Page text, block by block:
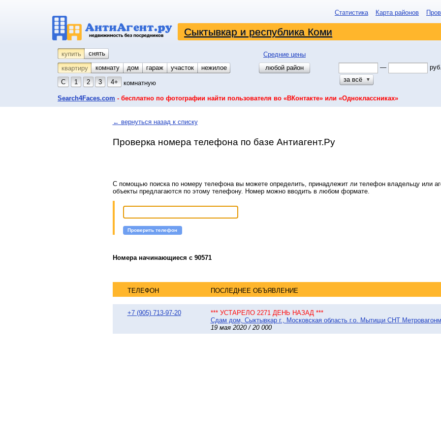
Статистика Карта районов
Сыктывкар и республика Коми
купить снять
Средние цены
квартиру
комнату койко-место
дом гараж участок
нежилое
С
1 2 3 4+ комнатную
любой район —
руб.
за всё
▼
Search4Faces.com - бесплатно по фотографии найти пользователя во «ВКонтакте» или «Одноклассниках»
← вернуться назад к списку
Проверка номера телефона по базе Антиагент.Ру
С помощью поиска по номеру телефона вы можете определить, принадлежит ли телефон владельцу или
объекты предлагаются по этому телефону. Номер можно вводить в любом формате.
Проверить телефон
Номера начинающиеся с 90571
ТЕЛЕФОН ПОСЛЕДНЕЕ ОБЪЯВЛЕНИЕ
+7 (905) 713-97-20
*** УСТАРЕЛО 2271 ДЕНЬ НАЗАД ***
Сдам дом, Сыктывкар г., Московская область г.о. Мытищи СНТ
19 мая 2020 / 20 000